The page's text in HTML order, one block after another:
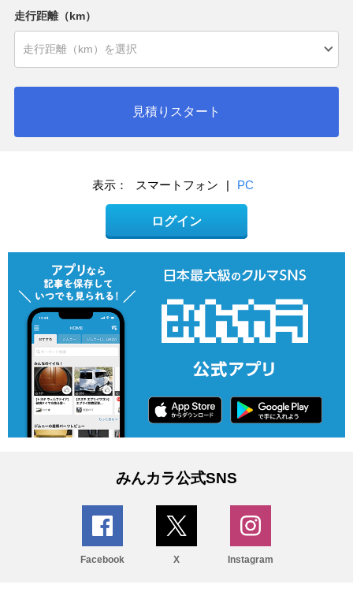
走行距離（km）
見積りスタート
表示： スマートフォン | PC
ログイン
みんカラ公式SNS
Facebook X Instagram